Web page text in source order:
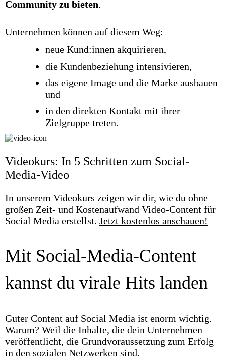
Community zu bieten.
Unternehmen können auf diesem Weg:
neue Kund:innen akquirieren,
die Kundenbeziehung intensivieren,
das eigene Image und die Marke ausbauen
und
in den direkten Kontakt mit ihrer
Zielgruppe treten.
Videokurs: In 5 Schritten zum Social-
Media-Video
In unserem Videokurs zeigen wir dir, wie du ohne
großen Zeit- und Kostenaufwand Video-Content für
Social Media erstellst. Jetzt kostenlos anschauen!
Mit Social-Media-Content
kannst du virale Hits landen
Guter Content auf Social Media ist enorm wichtig.
Warum? Weil die Inhalte, die dein Unternehmen
veröffentlicht, die Grundvoraussetzung zum Erfolg
in den sozialen Netzwerken sind.